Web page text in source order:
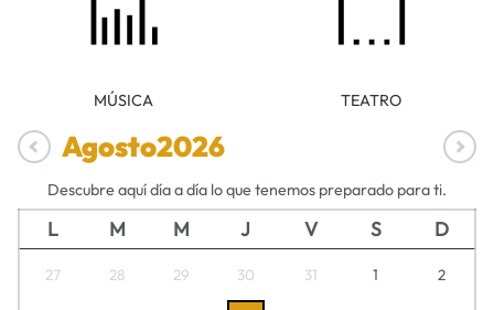
MÚSICA TEATRO
Agosto2026
Descubre aquí día a día lo que tenemos preparado para ti.
L M M J V S D
27 28 29 30 31 1 2